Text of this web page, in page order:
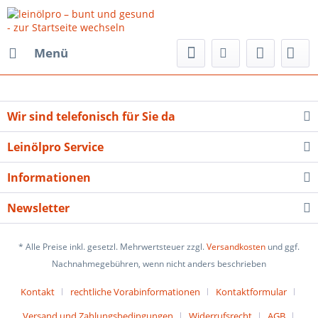
Menü
Wir sind telefonisch für Sie da
Leinölpro Service
Informationen
Newsletter
* Alle Preise inkl. gesetzl. Mehrwertsteuer zzgl.Versandkosten und ggf.
Nachnahmegebühren, wenn nicht anders beschrieben
Kontakt rechtliche Vorabinformationen
Kontaktformular